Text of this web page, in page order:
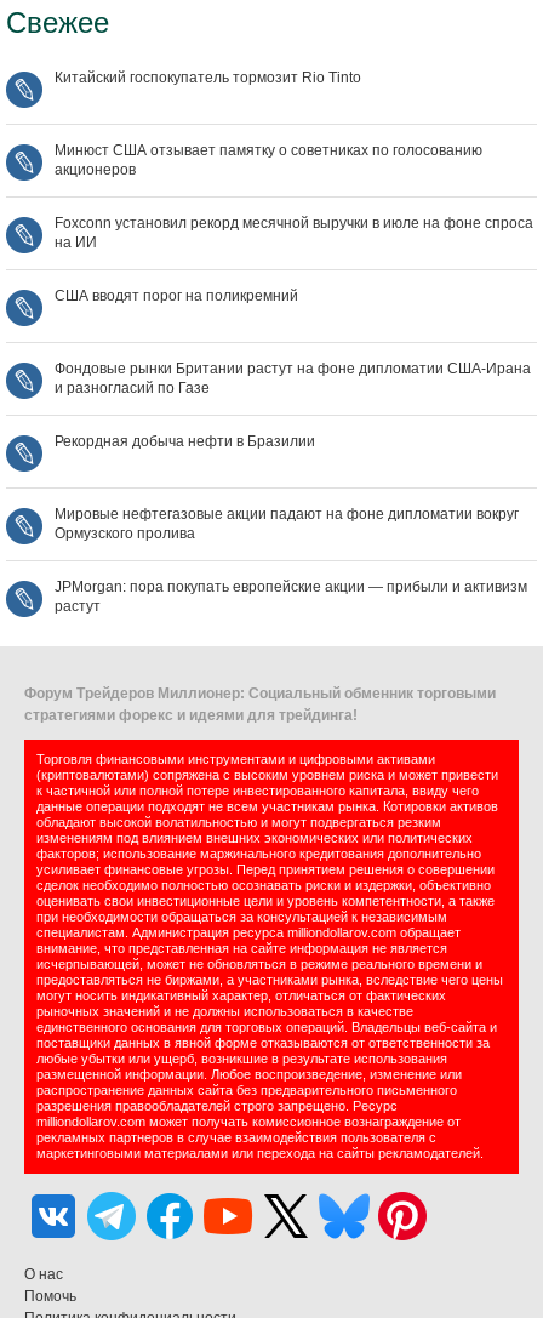
Свежее
Китайский госпокупатель тормозит Rio Tinto
Минюст США отзывает памятку о советниках по голосованию
акционеров
Foxconn установил рекорд месячной выручки в июле на фоне спроса
на ИИ
США вводят порог на поликремний
Фондовые рынки Британии растут на фоне дипломатии США‑Ирана
и разногласий по Газе
Рекордная добыча нефти в Бразилии
Мировые нефтегазовые акции падают на фоне дипломатии вокруг
Ормузского пролива
JPMorgan: пора покупать европейские акции — прибыли и активизм
растут
Форум Трейдеров Миллионер: Социальный обменник торговыми
стратегиями форекс и идеями для трейдинга!
Торговля финансовыми инструментами и цифровыми активами
(криптовалютами) сопряжена с высоким уровнем риска и может привести
к частичной или полной потере инвестированного капитала, ввиду чего
данные операции подходят не всем участникам рынка. Котировки активов
обладают высокой волатильностью и могут подвергаться резким
изменениям под влиянием внешних экономических или политических
факторов; использование маржинального кредитования дополнительно
усиливает финансовые угрозы. Перед принятием решения о совершении
сделок необходимо полностью осознавать риски и издержки, объективно
оценивать свои инвестиционные цели и уровень компетентности, а также
при необходимости обращаться за консультацией к независимым
специалистам. Администрация ресурса milliondollarov.com обращает
внимание, что представленная на сайте информация не является
исчерпывающей, может не обновляться в режиме реального времени и
предоставляться не биржами, а участниками рынка, вследствие чего цены
могут носить индикативный характер, отличаться от фактических
рыночных значений и не должны использоваться в качестве
единственного основания для торговых операций. Владельцы веб-сайта и
поставщики данных в явной форме отказываются от ответственности за
любые убытки или ущерб, возникшие в результате использования
размещенной информации. Любое воспроизведение, изменение или
распространение данных сайта без предварительного письменного
разрешения правообладателей строго запрещено. Ресурс
milliondollarov.com может получать комиссионное вознаграждение от
рекламных партнеров в случае взаимодействия пользователя с
маркетинговыми материалами или перехода на сайты рекламодателей.
О нас
Помочь